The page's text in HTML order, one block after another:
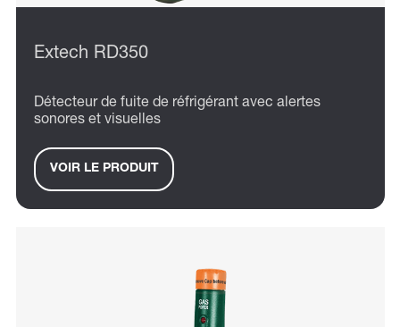
Extech RD350
Détecteur de fuite de réfrigérant avec alertes
sonores et visuelles
VOIR LE PRODUIT